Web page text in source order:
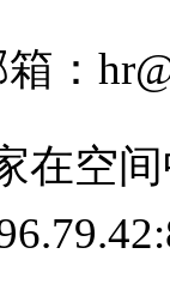
空间